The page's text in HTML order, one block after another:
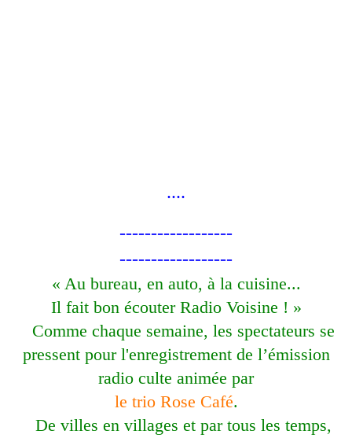
....
------------------
------------------
« Au bureau, en auto, à la cuisine...
Il fait bon écouter Radio Voisine ! »
Comme chaque semaine, les spectateurs se
pressent pour l'enregistrement de l’émission
radio culte animée par
le trio Rose Café.
De villes en villages et par tous les temps,